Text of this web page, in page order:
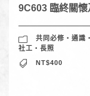
9C603 臨終關懷
共同必修‧通識
社工‧長照
NT$400